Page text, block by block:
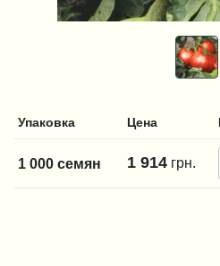
Упаковка Цена
1 000 семян 1 914 грн.